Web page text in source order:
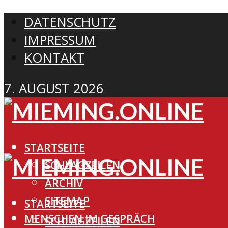
DATENSCHUTZ
IMPRESSUM
KONTAKT
7. AUGUST 2026
STARTSEITE
SCHLAGZEILEN
ARCHIV
SITEMAP
MENSCHEN IM GESPRÄCH
STARTSEITE
SCHLAGZEILEN